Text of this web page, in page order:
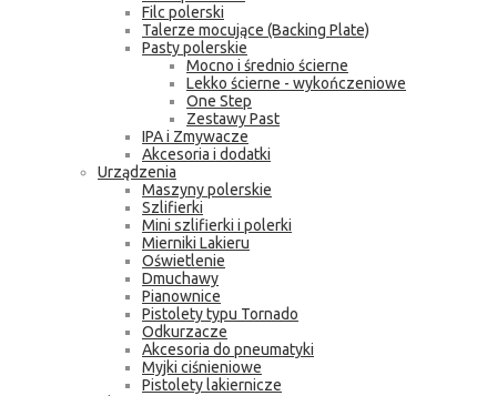
Filc polerski
Talerze mocujące (Backing Plate)
Pasty polerskie
Mocno i średnio ścierne
Lekko ścierne - wykończeniowe
One Step
Zestawy Past
IPA i Zmywacze
Akcesoria i dodatki
Urządzenia
Maszyny polerskie
Szlifierki
Mini szlifierki i polerki
Mierniki Lakieru
Oświetlenie
Dmuchawy
Pianownice
Pistolety typu Tornado
Odkurzacze
Akcesoria do pneumatyki
Myjki ciśnieniowe
Pistolety lakiernicze